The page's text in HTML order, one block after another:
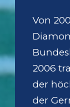
Von
2006
der
der